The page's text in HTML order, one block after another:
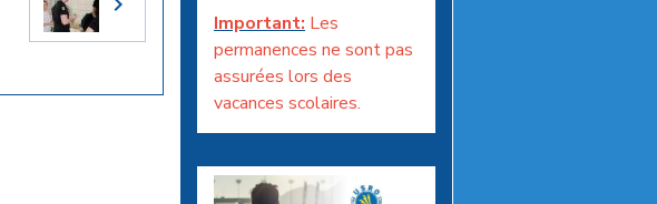
Important: Les
permanences ne sont pas
assurées lors des
vacances scolaires.